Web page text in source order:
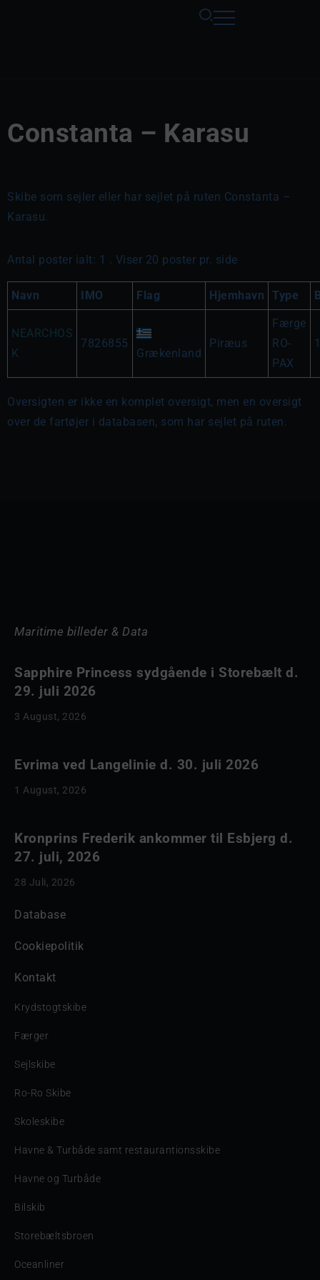
Constanta – Karasu
Skibe som sejler eller har sejlet på ruten Constanta –
Karasu.
Antal poster ialt: 1 . Viser 20 poster pr. side
Navn IMO Flag Hjemhavn Type
NEARCHOS
K
7826855
Grækenland
Piræus
Færge
RO-
PAX
Oversigten er ikke en komplet oversigt, men en oversigt
over de fartøjer i databasen, som har sejlet på ruten.
Maritime billeder & Data
Sapphire Princess sydgående i Storebælt d.
29. juli 2026
3 August, 2026
Evrima ved Langelinie d. 30. juli 2026
1 August, 2026
Kronprins Frederik ankommer til Esbjerg d.
27. juli, 2026
28 Juli, 2026
Database
Cookiepolitik
Kontakt
Krydstogtskibe
Færger
Sejlskibe
Ro-Ro Skibe
Skoleskibe
Havne & Turbåde samt restaurantionsskibe
Havne og Turbåde
Bilskib
Storebæltsbroen
Oceanliner